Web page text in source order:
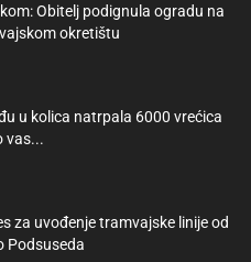
Obitelj podignula ogradu na
okretištu
u kolica natrpala 6000 vrećica
vas...
za uvođenje tramvajske linije od
Podsuseda